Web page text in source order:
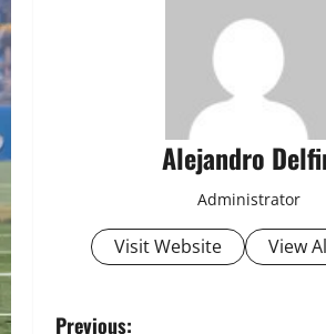
Alejandro
Administrator
Visit Website View
Previous: